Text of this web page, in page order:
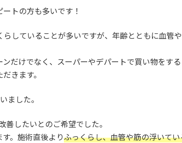
トの方も多いです！
していることが多いですが、年齢とともに血管
だけでなく、スーパーやデパートで買い物をす
きます。
ました。
したいとのご希望でした。
。施術直後よりふっくらし、血管や筋の浮いて